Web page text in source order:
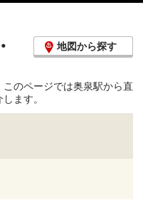
地図から探す
のページでは奥泉駅から直
ます。